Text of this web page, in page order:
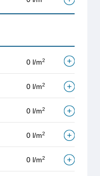
0 l/m2
0 l/m2
0 l/m2
0 l/m2
0 l/m2